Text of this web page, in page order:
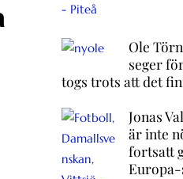
Ole
seger
togs trots att det
Jonas
är inte
fortsatt
Europa-